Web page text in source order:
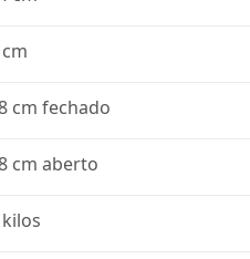
cm fechado
cm aberto